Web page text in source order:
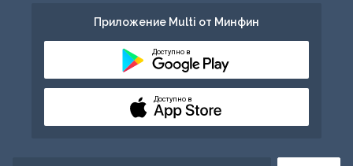
Приложение Multi от Минфин
Доступно в
Доступно в